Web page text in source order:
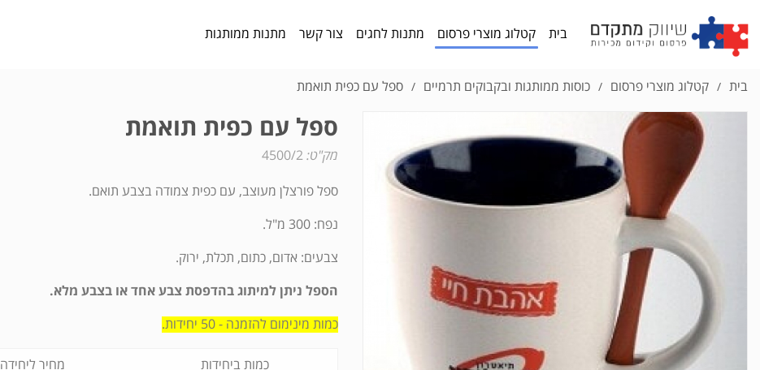
בית קטלוג מוצרי פרסום מתנות לחגים צור קשר מתנות ממותגות
בית / קטלוג מוצרי פרסום / כוסות ממותגות ובקבוקים תרמיים / ספל עם כפית תואמת
ספל עם כפית תואמת
מק"ט: 4500/2
ספל פורצלן מעוצב, עם כפית צמודה בצבע תואם.
נפח: 300 מ"ל.
צבעים: אדום, כתום, תכלת, ירוק.
הספל ניתן למיתוג בהדפסת צבע אחד או בצבע מלא.
כמות מינימום להזמנה - 50 יחידות.
כמות ביחידות מחיר ליחידה